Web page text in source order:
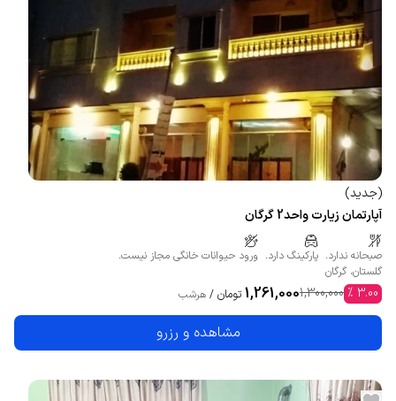
(جدید)
آپارتمان زیارت واحد2 گرگان
صبحانه ندارد. پارکینگ دارد. ورود حیوانات خانگی مجاز نیست.
گلستان، گرگان
3.00
%
1,300,000
1,261,000 تومان / هرشب
مشاهده و رزرو